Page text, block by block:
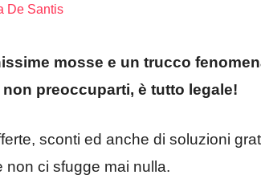
De Santis
mosse e un trucco
preoccuparti, è tutto legale!
sconti ed anche di soluzioni
non ci sfugge mai nulla.